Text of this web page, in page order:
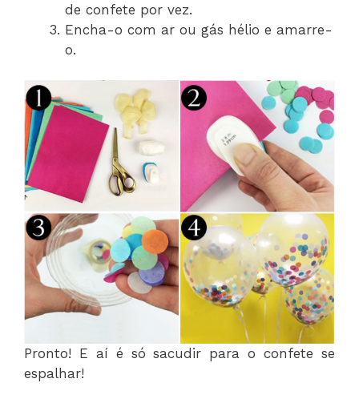
de confete por vez.
Encha-o com ar ou gás hélio e amarre-
o.
Pronto! E aí é só sacudir para o confete se
espalhar!